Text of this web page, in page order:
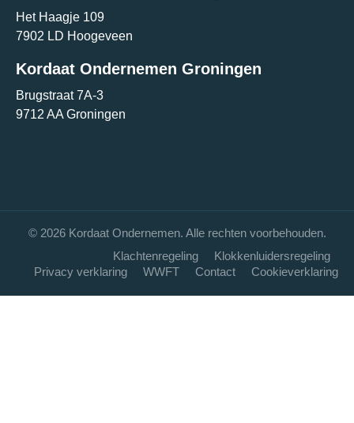
Het Haagje 109
7902 LD Hoogeveen
Kordaat Ondernemen Groningen
Brugstraat 7A-3
9712 AA Groningen
© 2026 Kordaat Ondernemen. Alle rechten voorbehouden.
Klachtenregeling
Klokkenluidersregeling
Privacy verklaring
WWFT Contact Cookieverklaring